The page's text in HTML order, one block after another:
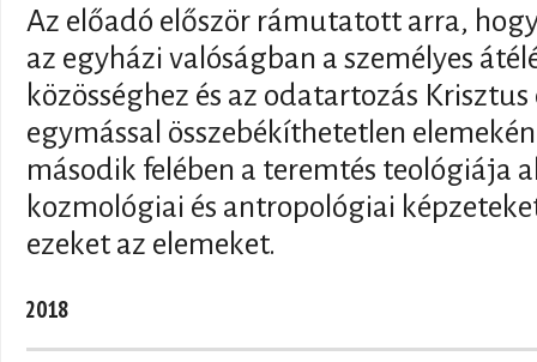
Az előadó először rámutatott arra,
az egyházi valóságban a személyes
közösséghez és az odatartozás
egymással összebékíthetetlen
második felében a teremtés teológiája
kozmológiai és antropológiai
ezeket az elemeket.
2018